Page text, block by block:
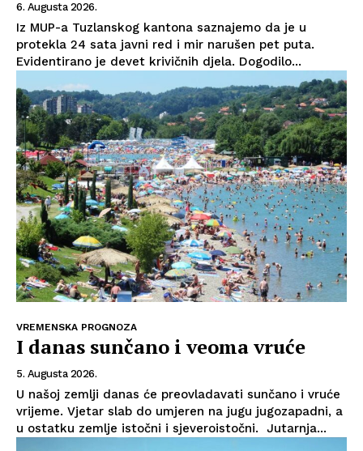
6. Augusta 2026.
Iz MUP-a Tuzlanskog kantona saznajemo da je u
protekla 24 sata javni red i mir narušen pet puta.
Evidentirano je devet krivičnih djela. Dogodilo...
VREMENSKA PROGNOZA
I danas sunčano i veoma vruće
5. Augusta 2026.
U našoj zemlji danas će preovladavati sunčano i vruće
vrijeme. Vjetar slab do umjeren na jugu jugozapadni, a
u ostatku zemlje istočni i sjeveroistočni. Jutarnja...